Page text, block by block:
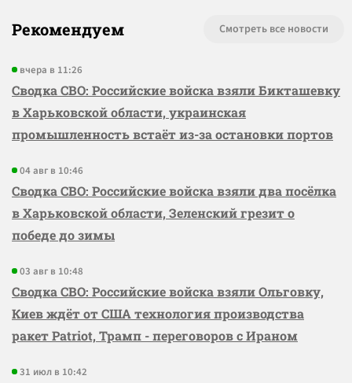
Рекомендуем Смотреть все новости
вчера в 11:26
Сводка СВО: Российские войска взяли Бикташевку
в Харьковской области, украинская
промышленность встаёт из-за остановки портов
04 авг в 10:46
Сводка СВО: Российские войска взяли два посёлка
в Харьковской области, Зеленский грезит о
победе до зимы
03 авг в 10:48
Сводка СВО: Российские войска взяли Ольговку,
Киев ждёт от США технология производства
ракет Patriot, Трамп - переговоров с Ираном
31 июл в 10:42